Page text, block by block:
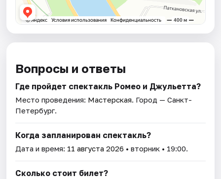
Вопросы и ответы
Где пройдет спектакль Ромео и Джульетта?
Место проведения: Мастерская. Город — Санкт-
Петербург.
Когда запланирован спектакль?
Дата и время: 11 августа 2026 • вторник • 19:00.
Сколько стоит билет?